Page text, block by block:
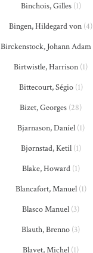
Binchois, Gilles(1)
Bingen, Hildegard von (4)
Birckenstock, Johann Adam
Birtwistle, Harrison (1)
Bittecourt, Ségio(1)
Bizet, Georges (28)
Bjarnason, Daníel(1)
Bjørnstad, Ketil(1)
Blake, Howard(1)
Blancafort, Manuel(1)
Blasco Manuel (3)
Blauth, Brenno (3)
Blavet, Michel (1)